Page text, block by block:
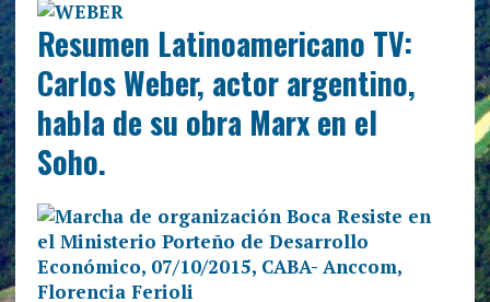
Resumen Latinoamericano TV:
Carlos Weber, actor argentino,
habla de su obra Marx en el
Soho.